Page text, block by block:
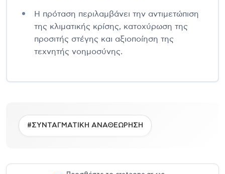
Η πρόταση περιλαμβάνει την αντιμετώπιση
της κλιματικής κρίσης, κατοχύρωση της
προσιτής στέγης και αξιοποίηση της
τεχνητής νοημοσύνης.
#ΣΥΝΤΑΓΜΑΤΙΚΗ ΑΝΑΘΕΩΡΗΣΗ